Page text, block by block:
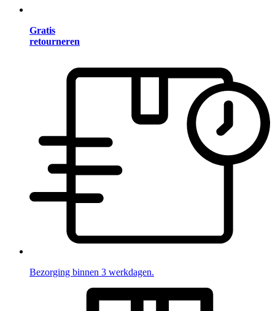
Gratis
retourneren
Bezorging binnen 3 werkdagen.